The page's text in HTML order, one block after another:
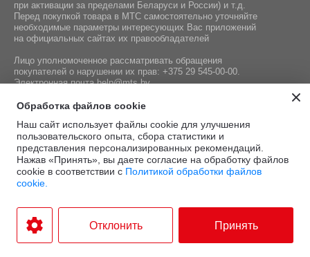
при активации за пределами Беларуси и России) и т.д.
Перед покупкой товара в МТС самостоятельно уточняйте
необходимые параметры интересующих Вас приложений
на официальных сайтах их правообладателей
Лицо уполномоченное рассматривать обращения
покупателей о нарушении их прав: +375 29 545-00-00.
Электронная почтаhelp@mts.by
Номер телефона работников местных исполнительных и
регистрации СООО «Мобильные ТелеСистемы»,
уполномоченных рассматривать обращения покупателей:
+375 17 215-14-65
reCAPTCHA, а также
применяются
конфиденциальности
Google
Условия
Разработка интернет-магазина
Обработка файлов cookie
Наш сайт использует файлы cookie для улучшения
пользовательского опыта, сбора статистики и
представления персонализированных рекомендаций.
Нажав «Принять», вы даете согласие на обработку файлов
cookie в соответствии с Политикой обработки файлов
cookie.
Отклонить Принять